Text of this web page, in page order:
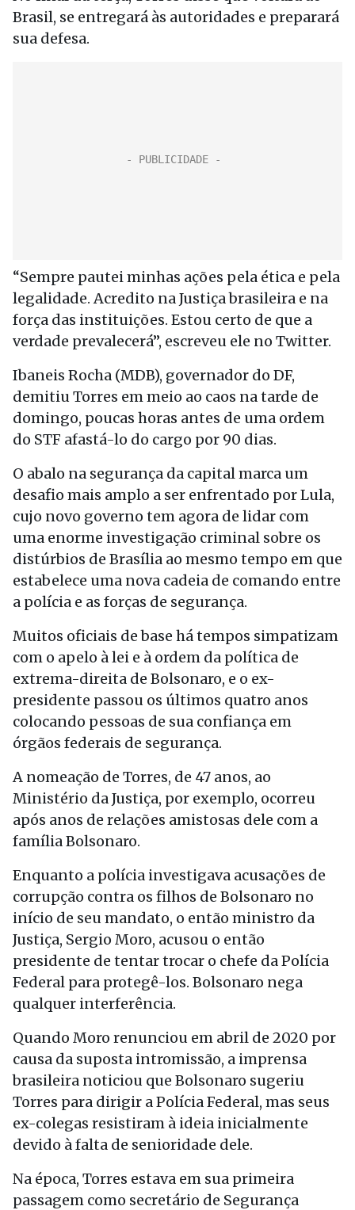
Brasil, se entregará às autoridades e preparará
sua defesa.
“Sempre pautei minhas ações pela ética e pela
legalidade. Acredito na Justiça brasileira e na
força das instituições. Estou certo de que a
verdade prevalecerá”, escreveu ele no Twitter.
Ibaneis Rocha (MDB), governador do DF,
demitiu Torres em meio ao caos na tarde de
domingo, poucas horas antes de uma ordem
do STF afastá-lo do cargo por 90 dias.
O abalo na segurança da capital marca um
desafio mais amplo a ser enfrentado por Lula,
cujo novo governo tem agora de lidar com
uma enorme investigação criminal sobre os
distúrbios de Brasília ao mesmo tempo em que
estabelece uma nova cadeia de comando entre
a polícia e as forças de segurança.
Muitos oficiais de base há tempos simpatizam
com o apelo à lei e à ordem da política de
extrema-direita de Bolsonaro, e o ex-
presidente passou os últimos quatro anos
colocando pessoas de sua confiança em
órgãos federais de segurança.
A nomeação de Torres, de 47 anos, ao
Ministério da Justiça, por exemplo, ocorreu
após anos de relações amistosas dele com a
família Bolsonaro.
Enquanto a polícia investigava acusações de
corrupção contra os filhos de Bolsonaro no
início de seu mandato, o então ministro da
Justiça, Sergio Moro, acusou o então
presidente de tentar trocar o chefe da Polícia
Federal para protegê-los. Bolsonaro nega
qualquer interferência.
Quando Moro renunciou em abril de 2020 por
causa da suposta intromissão, a imprensa
brasileira noticiou que Bolsonaro sugeriu
Torres para dirigir a Polícia Federal, mas seus
ex-colegas resistiram à ideia inicialmente
devido à falta de senioridade dele.
Na época, Torres estava em sua primeira
passagem como secretário de Segurança